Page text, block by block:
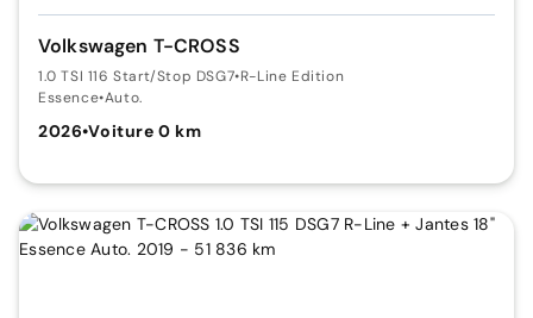
Volkswagen T-CROSS
1.0 TSI 116 Start/Stop DSG7•R-Line Edition
Essence•Auto.
2026•Voiture 0 km